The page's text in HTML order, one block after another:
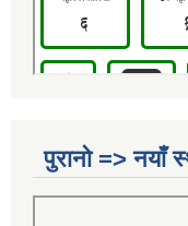
पुरानो => नयाँ